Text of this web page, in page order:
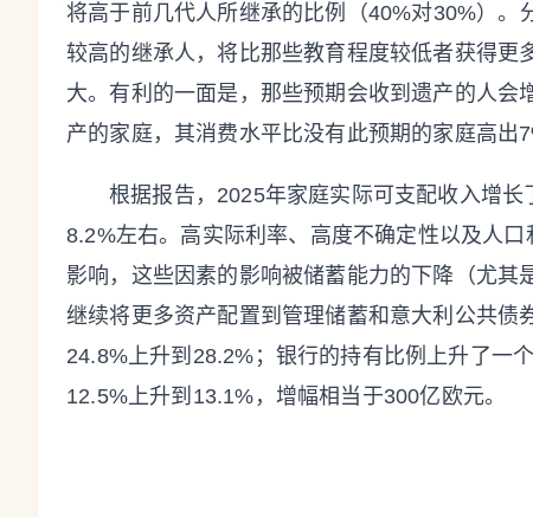
将高于前几代人所继承的比例（40%对30%）。
较高的继承人，将比那些教育程度较低者获得
大。有利的一面是，那些预期会收到遗产的人会
产的家庭，其消费水平比没有此预期的家庭高出
根据报告，2025年家庭实际可支配收入增
8.2%左右。高实际利率、高度不确定性以及人
影响，这些因素的影响被储蓄能力的下降（尤其
继续将更多资产配置到管理储蓄和意大利公共债
24.8%上升到28.2%；银行的持有比例上升了一
12.5%上升到13.1%，增幅相当于300亿欧元。